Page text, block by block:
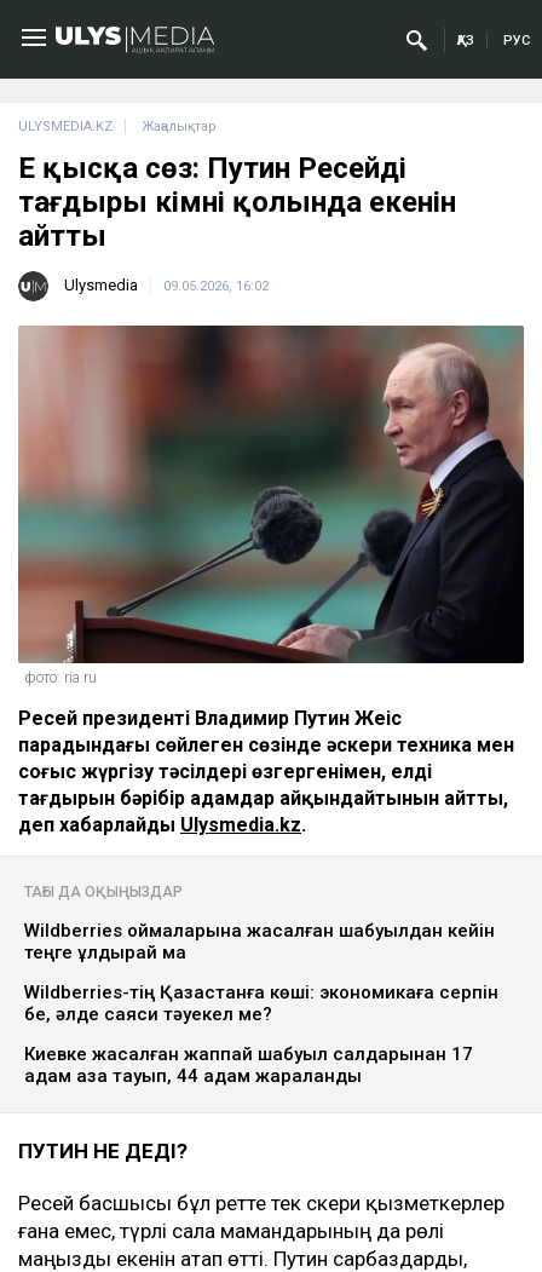
ҚАЗ РУС
ULYSMEDIA.KZ Жаңалықтар
Ең қысқа сөз: Путин Ресейдің
тағдыры кімнің қолында екенін
айтты
Ulysmedia 09.05.2026, 16:02
фото: ria.ru
Ресей президенті Владимир Путин Жеңіс
парадындағы сөйлеген сөзінде әскери техника мен
соғыс жүргізу тәсілдері өзгергенімен, елдің
тағдырын бәрібір адамдар айқындайтынын айтты,
деп хабарлайды Ulysmedia.kz.
ТАҒЫ ДА ОҚЫҢЫЗДАР
Wildberries қоймаларына жасалған шабуылдан кейін
теңге құлдырай ма
Wildberries-тің Қазақстанға көші: экономикаға серпін
бе, әлде саяси тәуекел ме?
Киевке жасалған жаппай шабуыл салдарынан 17
адам қаза тауып, 44 адам жараланды
ПУТИН НЕ ДЕДІ?
Ресей басшысы бұл ретте тек әскери қызметкерлер
ғана емес, түрлі сала мамандарының да рөлі
маңызды екенін атап өтті. Путин сарбаздарды,